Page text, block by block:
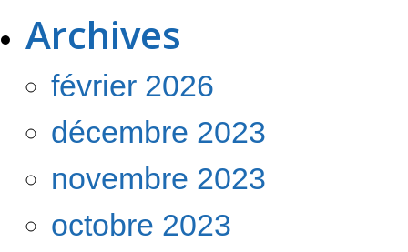
Archives
février 2026
décembre 2023
novembre 2023
octobre 2023